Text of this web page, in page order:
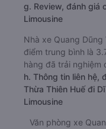
g. Review, đánh giá
Limousine
Nhà xe Quang
điểm trung bình là
hàng đã trải nghiệm
h. Thông tin liên hệ,
Thừa Thiên Huế đi
Limousine
Văn phòng xe